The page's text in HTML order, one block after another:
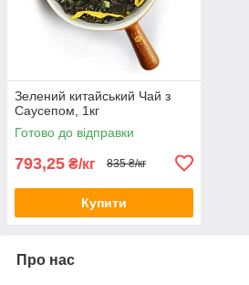
Зелений китайський Чай з
Саусепом, 1кг
Готово до відправки
793,25 ₴/кг 835 ₴/кг
Купити
Про нас